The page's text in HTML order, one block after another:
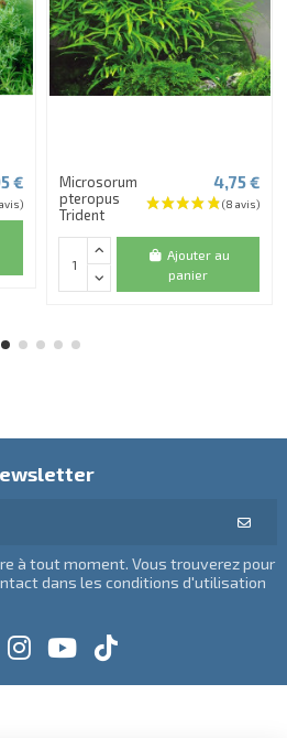
€
Microsorum
pteropus
Trident
4,75 €
Ajouter au
panier
à tout moment. Vous trouverez pour
dans les conditions d'utilisation